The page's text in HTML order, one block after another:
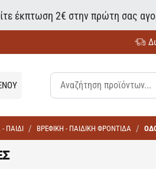
έκπτωση 2€ στην πρώτη σας
ΠΑΙΔΙ ΒΡΕΦΙΚΗ - ΠΑΙΔΙΚΗ ΦΡΟΝΤΙΔΑ